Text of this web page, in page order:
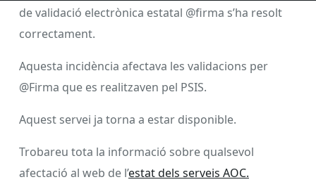
de validació electrònica estatal @firma s’ha resolt
correctament.
Aquesta incidència afectava les validacions per
@Firma que es realitzaven pel PSIS.
Aquest servei ja torna a estar disponible.
Trobareu tota la informació sobre qualsevol
afectació al web de l’estat dels serveis AOC.